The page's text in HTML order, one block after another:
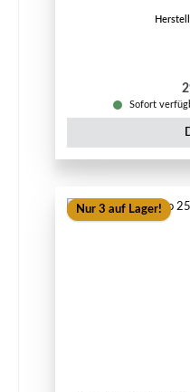
Sofort
Nur 3 auf Lager!